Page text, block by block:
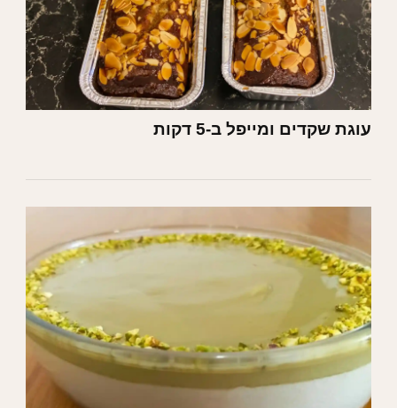
עוגת שקדים ומייפל ב-5 דקות